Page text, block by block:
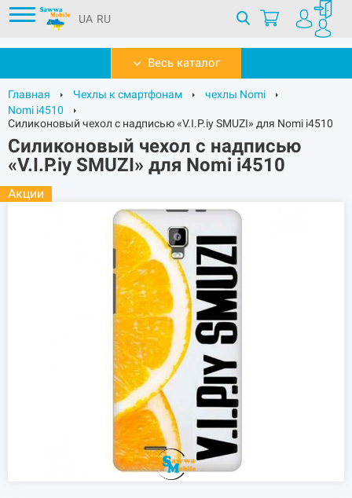
UA RU
Весь каталог
Главная Чехлы к смартфонам
чехлы Nomi
Nomi i4510
Силиконовый чехол с надписью «V.I.P.iy SMUZI» для Nomi i4510
Силиконовый чехол с надписью
«V.I.P.iy SMUZI» для Nomi i4510
Акции